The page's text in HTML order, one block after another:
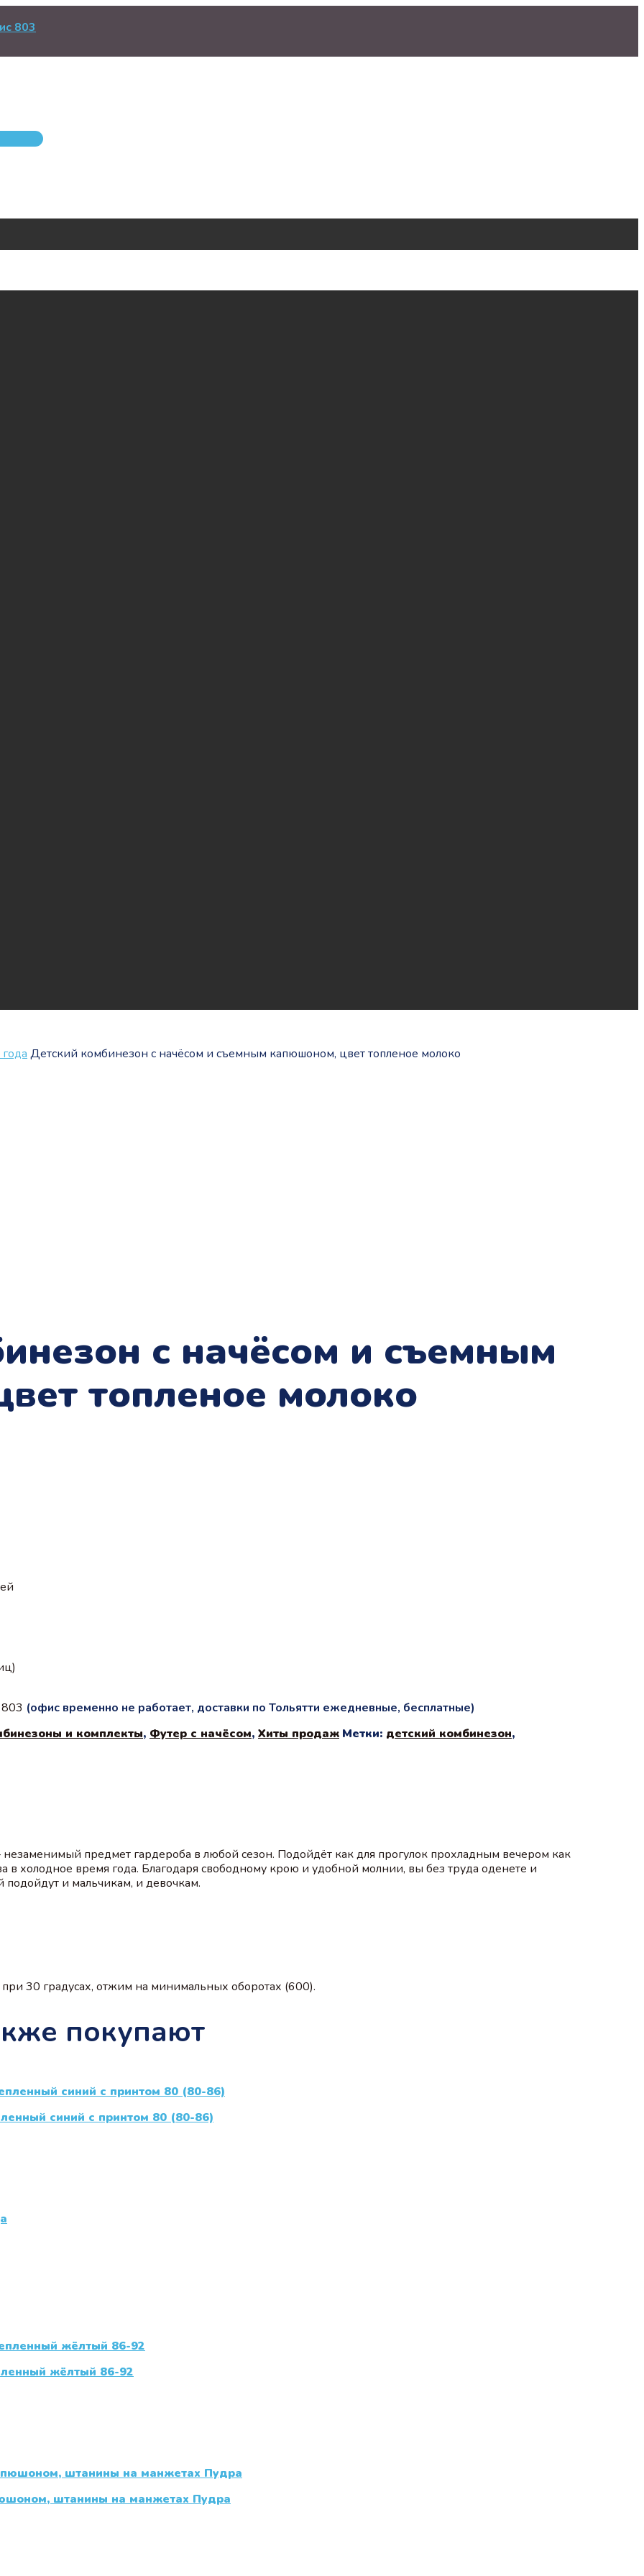
803
Детский комбинезон с начёсом и съемным капюшоном, цвет топленое молоко
с начёсом и съемным
топленое молоко
(офис временно не работает, доставки по Тольятти ежедневные, бесплатные)
и комплекты, Футер с начёсом, Хиты продаж Метки: детский комбинезон,
предмет гардероба в любой сезон. Подойдёт как для прогулок прохладным вечером как
в холодное время года. Благодаря свободному крою и удобной молнии, вы без труда оденете и
и мальчикам, и девочкам.
30 градусах, отжим на минимальных оборотах (600).
покупают
синий с принтом 80 (80-86)
жёлтый 86-92
штанины на манжетах Пудра